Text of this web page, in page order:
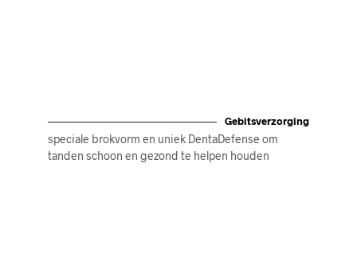
Gebitsverzorging
speciale brokvorm en uniek DentaDefense om
tanden schoon en gezond te helpen houden